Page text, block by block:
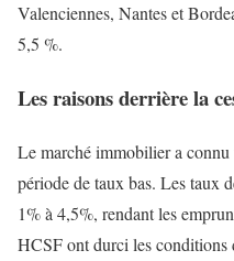
Valenciennes, Nantes et
5,5 %.
Les raisons derrière la
Le marché immobilier a connu
période de taux bas. Les taux
1% à 4,5%, rendant les
HCSF ont durci les conditions